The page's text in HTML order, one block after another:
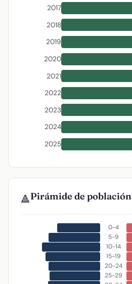
2017
2018
2019
2020
2021
2022
2023
2024
2025
🔺Pirámide de población
0-4
5-9
10-14
15-19
20-24
25-29